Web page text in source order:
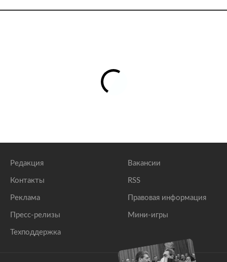
Редакция
Контакты
Реклама
Пресс-релизы
Техподдержка
Вакансии
RSS
Правовая информация
Мини-игры